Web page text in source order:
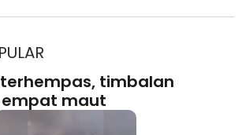
2026
timbalan
maut